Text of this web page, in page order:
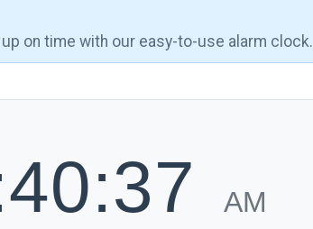
on time with our easy-to-use alarm clock.
AM